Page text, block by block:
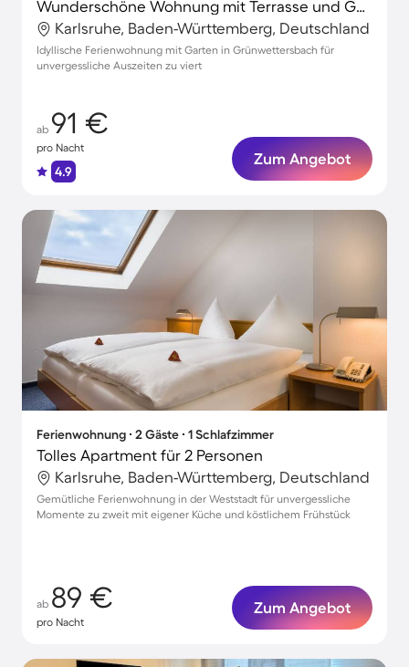
Wunderschöne Wohnung mit Terrasse und Garten
Karlsruhe, Baden-Württemberg, Deutschland
Idyllische Ferienwohnung mit Garten in Grünwettersbach für
unvergessliche Auszeiten zu viert
ab 91 €
pro Nacht
4.9
Zum Angebot
Ferienwohnung ∙ 2 Gäste ∙ 1 Schlafzimmer
Tolles Apartment für 2 Personen
Karlsruhe, Baden-Württemberg, Deutschland
Gemütliche Ferienwohnung in der Weststadt für unvergessliche
Momente zu zweit mit eigener Küche und köstlichem Frühstück
ab 89 €
pro Nacht
Zum Angebot